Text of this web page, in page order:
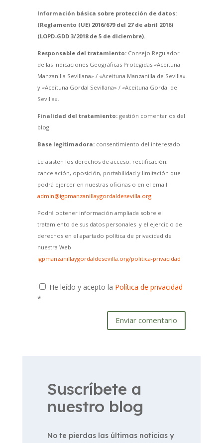
Información básica sobre protección de datos:
(Reglamento (UE) 2016/679 del 27 de abril 2016)
(LOPD-GDD 3/2018 de 5 de diciembre).
Responsable del tratamiento:Consejo Regulador
de las Indicaciones Geográficas Protegidas «Aceituna
Manzanilla Sevillana» / «Aceituna Manzanilla de Sevilla»
y «Aceituna Gordal Sevillana» / «Aceituna Gordal de
Sevilla».
Finalidad del tratamiento:gestión comentarios del
blog.
Base legitimadora:consentimiento del interesado.
Le asisten los derechos de acceso, rectificación,
cancelación, oposición, portabilidad y limitación que
podrá ejercer en nuestras oficinas o en el email:
admin@igpmanzanillaygordaldesevilla.org
Podrá obtener información ampliada sobre el
tratamiento de sus datos personales y el ejercicio de
derechos en el apartado política de privacidad de
nuestra Web
igpmanzanillaygordaldesevilla.org/politica-privacidad
He leído y acepto la Política de privacidad
*
Enviar comentario
Suscríbete a
nuestro blog
No te pierdas las últimas noticias y